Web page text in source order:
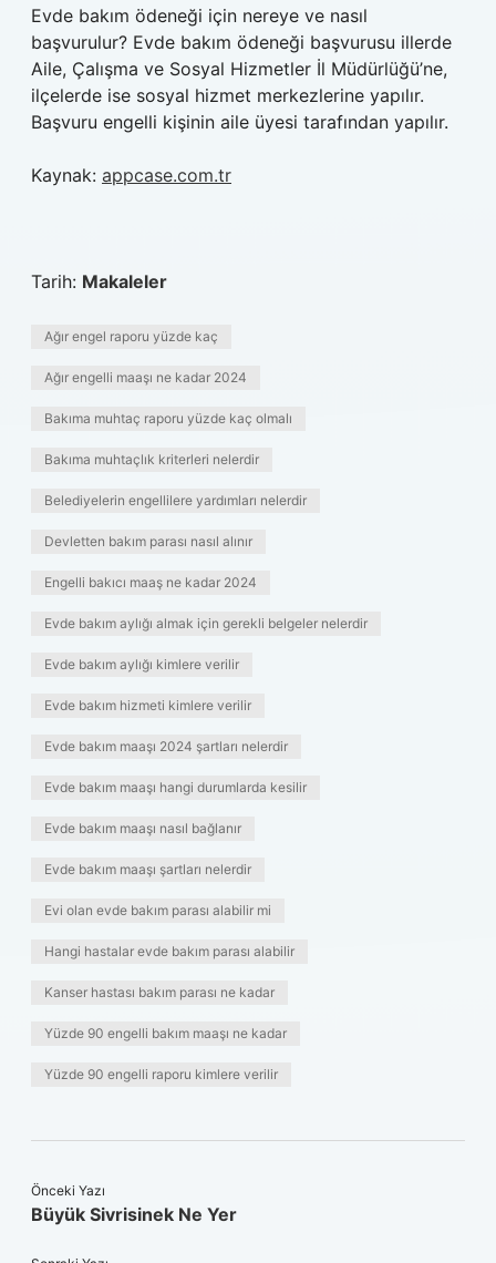
Evde bakım ödeneği için nereye ve nasıl
başvurulur? Evde bakım ödeneği başvurusu illerde
Aile, Çalışma ve Sosyal Hizmetler İl Müdürlüğü’ne,
ilçelerde ise sosyal hizmet merkezlerine yapılır.
Başvuru engelli kişinin aile üyesi tarafından yapılır.
Kaynak: appcase.com.tr
Tarih: Makaleler
Ağır engel raporu yüzde kaç
Ağır engelli maaşı ne kadar 2024
Bakıma muhtaç raporu yüzde kaç olmalı
Bakıma muhtaçlık kriterleri nelerdir
Belediyelerin engellilere yardımları nelerdir
Devletten bakım parası nasıl alınır
Engelli bakıcı maaş ne kadar 2024
Evde bakım aylığı almak için gerekli belgeler nelerdir
Evde bakım aylığı kimlere verilir
Evde bakım hizmeti kimlere verilir
Evde bakım maaşı 2024 şartları nelerdir
Evde bakım maaşı hangi durumlarda kesilir
Evde bakım maaşı nasıl bağlanır
Evde bakım maaşı şartları nelerdir
Evi olan evde bakım parası alabilir mi
Hangi hastalar evde bakım parası alabilir
Kanser hastası bakım parası ne kadar
Yüzde 90 engelli bakım maaşı ne kadar
Yüzde 90 engelli raporu kimlere verilir
Önceki Yazı
Büyük Sivrisinek Ne Yer